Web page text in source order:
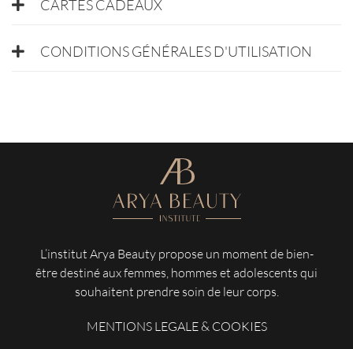
CARTES CADEAUX
CONDITIONS GÉNÉRALES D'UTILISATION
L’institut Arya Beauty propose un moment de bien-
être destiné aux femmes, hommes et adolescents qui
souhaitent prendre soin de leur corps.
MENTIONS LEGALE & COOKIES